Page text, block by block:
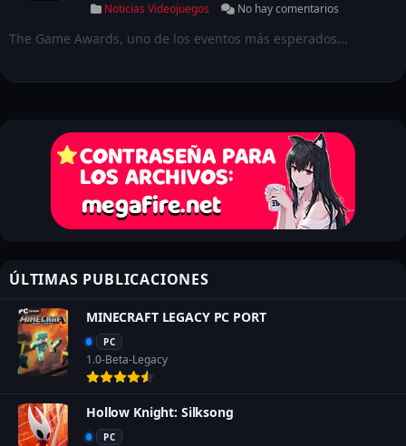
Noticias Videojuegos
No hay comentarios
The Game Awards, uno de los eventos más esperados...
ÚLTIMAS PUBLICACIONES
MINECRAFT LEGACY PC PORT
PC
1.0-Beta-Legacy
Hollow Knight: Silksong
PC